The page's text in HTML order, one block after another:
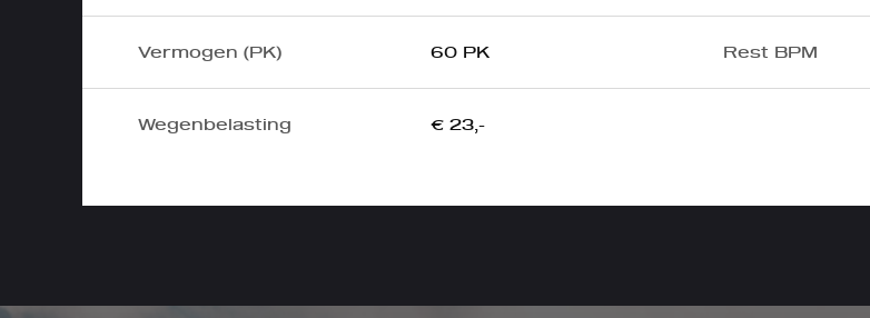
Vermogen (PK) 60 PK Rest BPM
Wegenbelasting € 23,-